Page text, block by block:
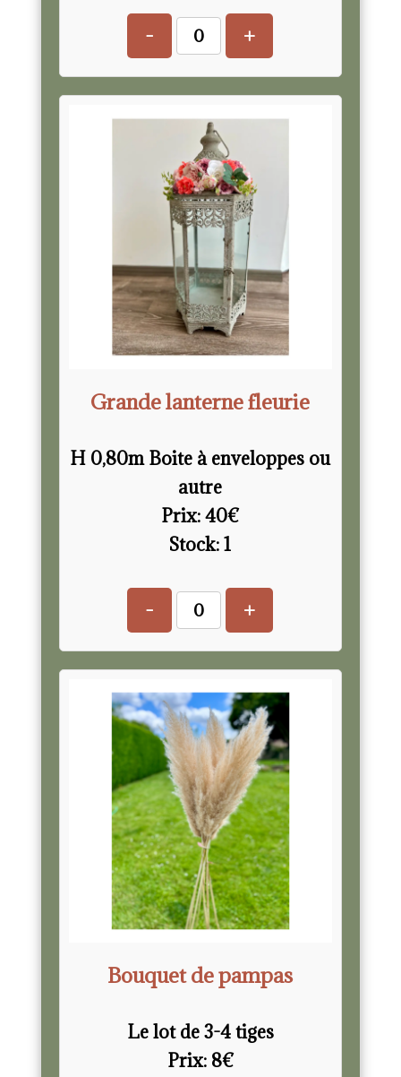
- +
Grande lanterne fleurie
H 0,80m Boite à enveloppes ou
autre
Prix:40€
Stock:1
- +
Bouquet de pampas
Le lot de 3-4 tiges
Prix: 8€